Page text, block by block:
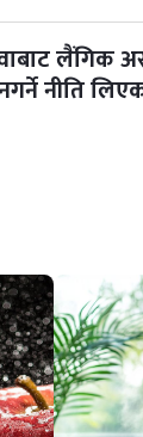
लैंगिक
नीति